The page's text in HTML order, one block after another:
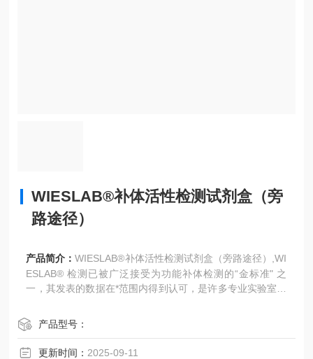
WIESLAB®补体活性检测试剂盒（旁
路途径）
产品简介：WIESLAB®补体活性检测试剂盒（旁路途径）,WI
ESLAB® 检测已被广泛接受为功能补体检测的“金标准" 之
一，其发表的数据在*范围内得到认可，是许多专业实验室的
产品型号：
更新时间： 2025-09-11